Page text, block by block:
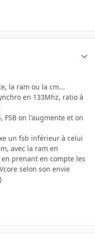
la ram ou la cm...
en 133Mhz, ratio à
FSB on l'augmente et on
un fsb inférieur à celui
avec la ram en
prenant en compte les
selon son envie